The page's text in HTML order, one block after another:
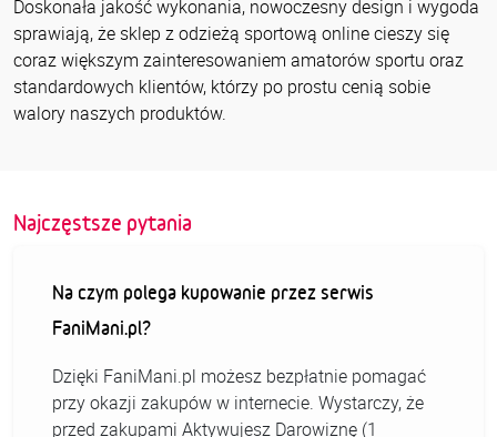
Doskonała jakość wykonania, nowoczesny design i wygoda
sprawiają, że sklep z odzieżą sportową online cieszy się
coraz większym zainteresowaniem amatorów sportu oraz
standardowych klientów, którzy po prostu cenią sobie
walory naszych produktów.
Najczęstsze pytania
Na czym polega kupowanie przez serwis
FaniMani.pl?
Dzięki FaniMani.pl możesz bezpłatnie pomagać
przy okazji zakupów w internecie. Wystarczy, że
przed zakupami Aktywujesz Darowiznę (1